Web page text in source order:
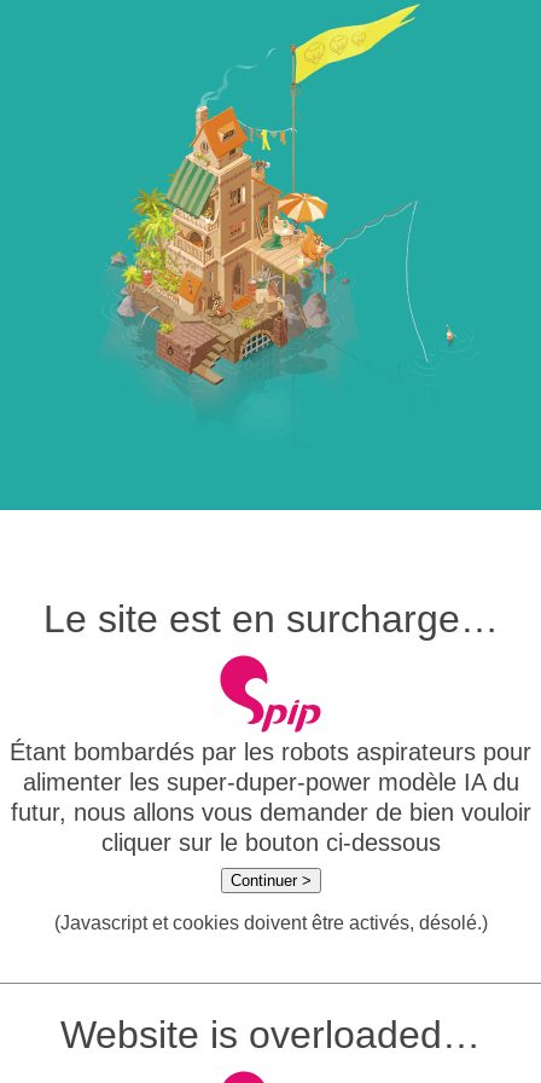
Le site est en surcharge…
Étant bombardés par les robots aspirateurs pour
alimenter les super-duper-power modèle IA du
futur, nous allons vous demander de bien vouloir
cliquer sur le bouton ci-dessous
Continuer >
(Javascript et cookies doivent être activés, désolé.)
Website is overloaded…